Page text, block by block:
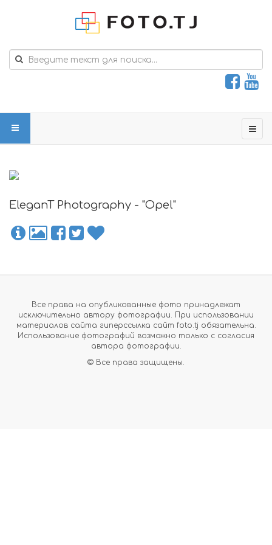
EleganT Photography - "Opel"
Все права на опубликованные фото принадлежат
исключительно автору фотографии. При использовании
материалов сайта гиперссылка сайт foto.tj обязательна.
Использование фотографий возможно только с согласия
автора фотографии.
© Все права защищены.